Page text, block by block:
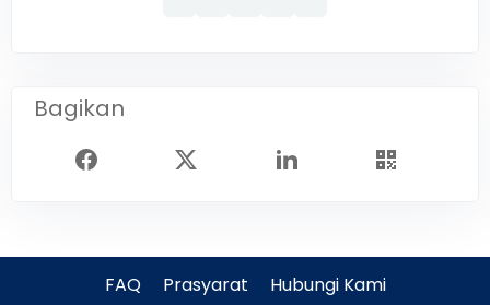
Bagikan
FAQ Prasyarat Hubungi Kami